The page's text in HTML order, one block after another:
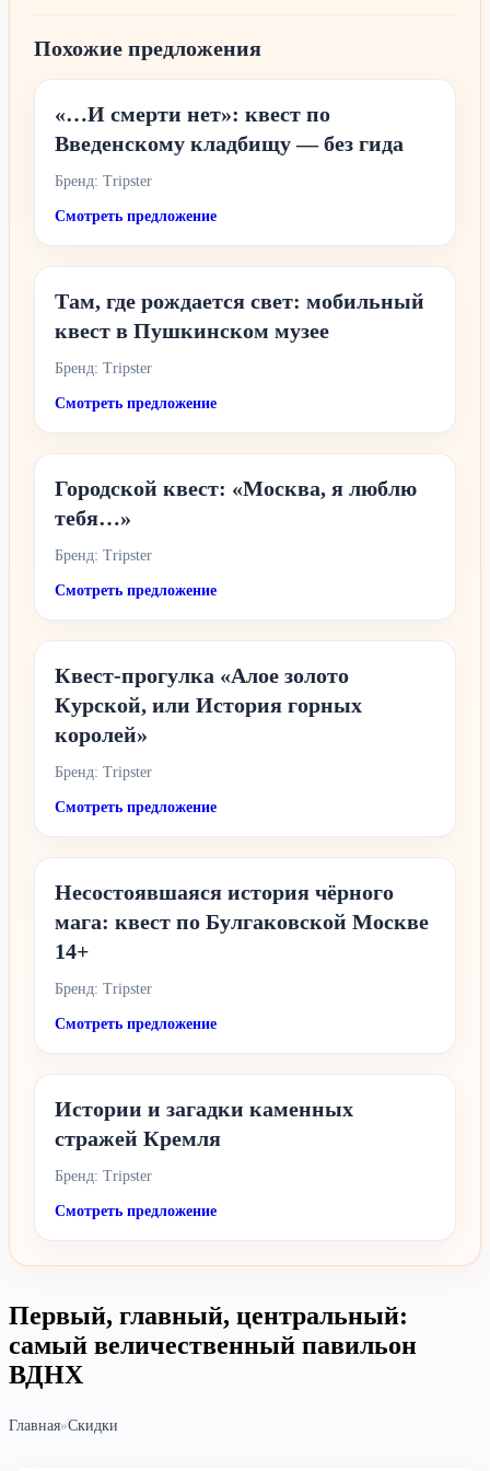
Похожие предложения
«…И смерти нет»: квест по
Введенскому кладбищу — без гида
Бренд: Tripster
Смотреть предложение
Там, где рождается свет: мобильный
квест в Пушкинском музее
Бренд: Tripster
Смотреть предложение
Городской квест: «Москва, я люблю
тебя…»
Бренд: Tripster
Смотреть предложение
Квест-прогулка «Алое золото
Курской, или История горных
королей»
Бренд: Tripster
Смотреть предложение
Несостоявшаяся история чёрного
мага: квест по Булгаковской Москве
14+
Бренд: Tripster
Смотреть предложение
Истории и загадки каменных
стражей Кремля
Бренд: Tripster
Смотреть предложение
Первый, главный, центральный:
самый величественный павильон
ВДНХ
Главная»Скидки